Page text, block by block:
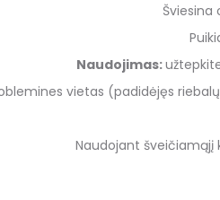
Šviesina
Naudojimas:
vietas (padidėjęs
Naudojant šveičiamąjį